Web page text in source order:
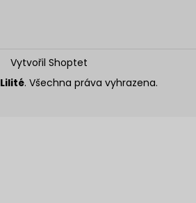
Vytvořil Shoptet
Lilité. Všechna práva vyhrazena.